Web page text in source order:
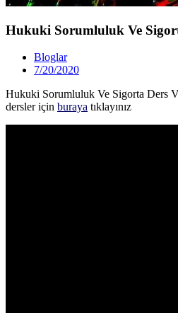
Hukuki Sorumluluk Ve
Bloglar
7/20/2020
Hukuki Sorumluluk Ve Sigorta Ders
dersler için buraya tıklayınız